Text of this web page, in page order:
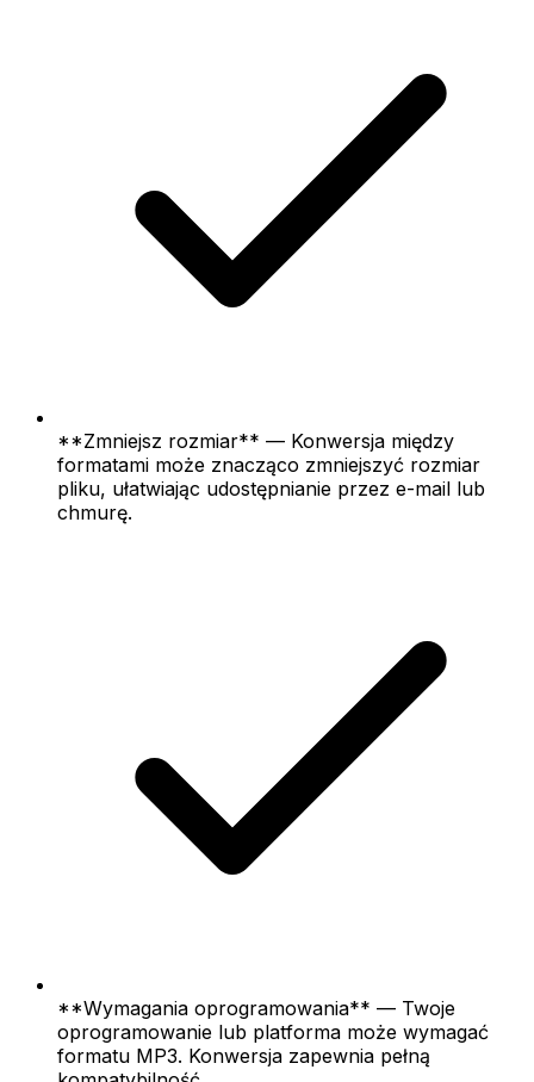
**Zmniejsz rozmiar** — Konwersja między
formatami może znacząco zmniejszyć rozmiar
pliku, ułatwiając udostępnianie przez e-mail lub
chmurę.
**Wymagania oprogramowania** — Twoje
oprogramowanie lub platforma może wymagać
formatu MP3. Konwersja zapewnia pełną